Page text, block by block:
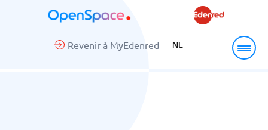
Revenir à MyEdenred NL